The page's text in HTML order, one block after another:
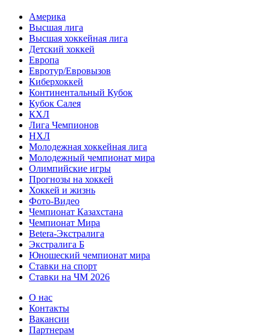
Америка
Высшая лига
Высшая хоккейная лига
Детский хоккей
Европа
Евротур/Евровызов
Киберхоккей
Континентальный Кубок
Кубок Салея
КХЛ
Лига Чемпионов
НХЛ
Молодежная хоккейная лига
Молодежный чемпионат мира
Олимпийские игры
Прогнозы на хоккей
Хоккей и жизнь
Фото-Видео
Чемпионат Казахстана
Чемпионат Мира
Betera-Экстралига
Экстралига Б
Юношеский чемпионат мира
Ставки на спорт
Ставки на ЧМ 2026
О нас
Контакты
Вакансии
Партнерам